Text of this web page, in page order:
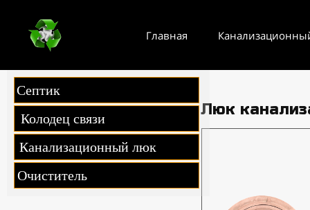
Главная
Люк
Септик
Колодец связи
Канализационный люк
Очиститель